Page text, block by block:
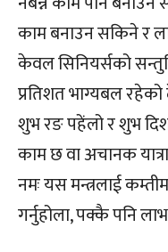
काम बनाउन सकिने र
केवल सिनियर्सको
प्रतिशत भाग्यबल
शुभ रङ पहेंलो र शुभ
काम छ वा अचानक
नमः यस मन्त्रलाई
गर्नुहोला, पक्कै पनि